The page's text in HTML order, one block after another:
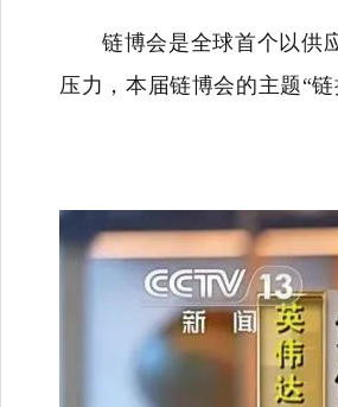
链博会是全球首个以供
压力，本届链博会的主题“